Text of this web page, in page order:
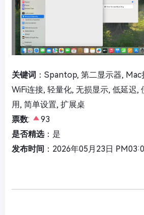
关键词 ：Spantop, 第二显示器,
WiFi连接, 轻量化, 无损显示, 低延迟,
用, 简单设置, 扩展桌
票数:
93
是否精选：是
发布时间 ：2026年05月23日